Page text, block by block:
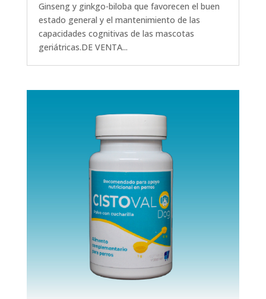
Ginseng y ginkgo-biloba que favorecen el buen
estado general y el mantenimiento de las
capacidades cognitivas de las mascotas
geriátricas.DE VENTA...